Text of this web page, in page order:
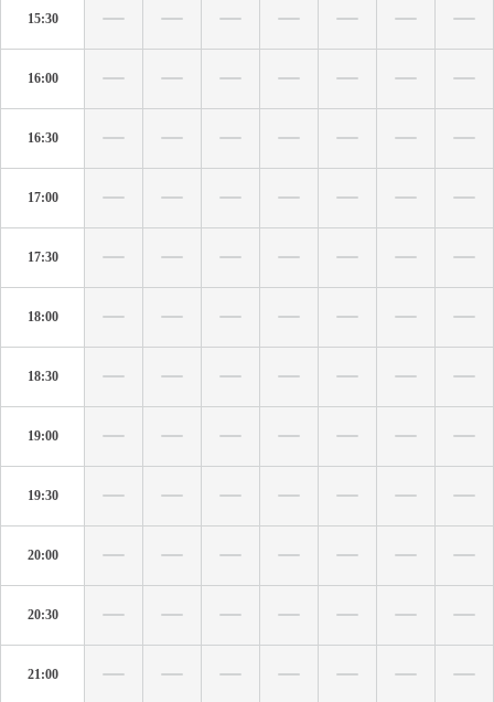
15:30
16:00
16:30
17:00
17:30
18:00
18:30
19:00
19:30
20:00
20:30
21:00